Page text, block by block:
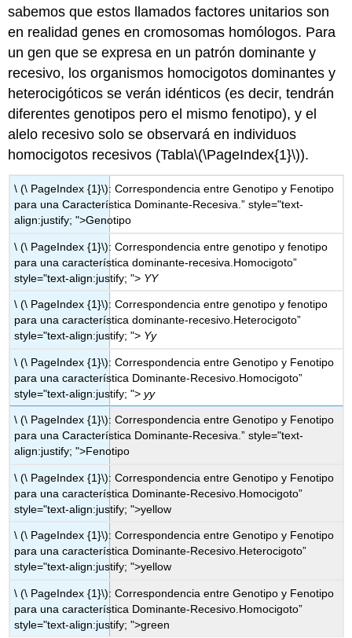
sabemos que estos llamados factores unitarios son
en realidad genes en cromosomas homólogos. Para
un gen que se expresa en un patrón dominante y
recesivo, los organismos homocigotos dominantes y
heterocigóticos se verán idénticos (es decir, tendrán
diferentes genotipos pero el mismo fenotipo), y el
alelo recesivo solo se observará en individuos
homocigotos recesivos (Tabla\(\PageIndex{1}\)).
\ (\ PageIndex {1}\): Correspondencia entre Genotipo y Fenotipo
para una Característica Dominante-Recesiva.” style="text-
align:justify; ">Genotipo
\ (\ PageIndex {1}\): Correspondencia entre genotipo y fenotipo
para una característica dominante-recesiva.Homocigoto”
style="text-align:justify; "> YY
\ (\ PageIndex {1}\): Correspondencia entre genotipo y fenotipo
para una característica dominante-recesivo.Heterocigoto”
style="text-align:justify; "> Yy
\ (\ PageIndex {1}\): Correspondencia entre Genotipo y Fenotipo
para una característica Dominante-Recesivo.Homocigoto”
style="text-align:justify; ">yy
\ (\ PageIndex {1}\): Correspondencia entre Genotipo y Fenotipo
para una Característica Dominante-Recesiva.” style="text-
align:justify; ">Fenotipo
\ (\ PageIndex {1}\): Correspondencia entre Genotipo y Fenotipo
para una característica Dominante-Recesivo.Homocigoto”
style="text-align:justify; ">yellow
\ (\ PageIndex {1}\): Correspondencia entre Genotipo y Fenotipo
para una característica Dominante-Recesivo.Heterocigoto”
style="text-align:justify; ">yellow
\ (\ PageIndex {1}\): Correspondencia entre Genotipo y Fenotipo
para una característica Dominante-Recesivo.Homocigoto”
style="text-align:justify; ">green